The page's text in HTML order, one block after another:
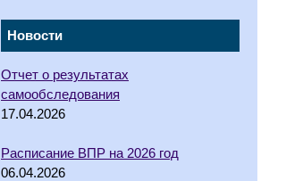
Новости
Отчет о результатах
самообследования
17.04.2026
Расписание ВПР на 2026 год
06.04.2026